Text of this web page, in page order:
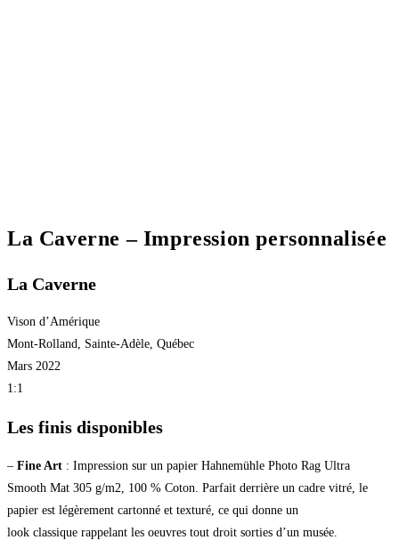
La Caverne – Impression personnalisée
La Caverne
Vison d’Amérique
Mont-Rolland, Sainte-Adèle, Québec
Mars 2022
1:1
Les finis disponibles
– Fine Art : Impression sur un papier Hahnemühle Photo Rag Ultra
Smooth Mat 305 g/m2, 100 % Coton. Parfait derrière un cadre vitré, le
papier est légèrement cartonné et texturé, ce qui donne un
look classique rappelant les oeuvres tout droit sorties d’un musée.